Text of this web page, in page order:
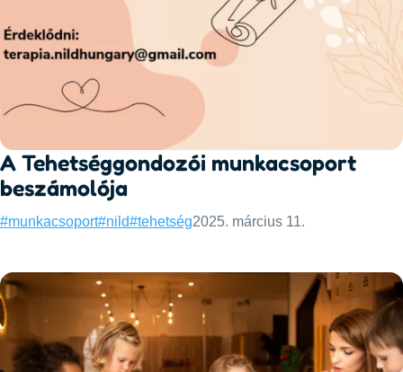
A Tehetséggondozói munkacsoport
beszámolója
Categories:
#munkacsoport#nild#tehetségPublished:
2025. március 11.